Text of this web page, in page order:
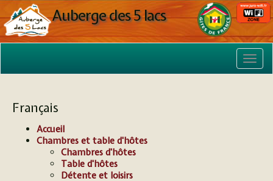
Auberge des 5 lacs
Français
Accueil
Chambres et table d'hôtes
Chambres d'hôtes
Table d'hôtes
Détente et loisirs